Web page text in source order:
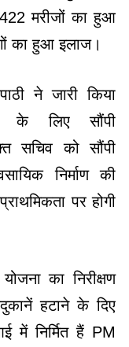
मरीजों का हुआ
का हुआ इलाज।
ने जारी किया
के लिए सौंपी
सचिव को सौंपी
निर्माण की
पर होगी
का निरीक्षण
हटाने के दिए
में निर्मित हैं PM